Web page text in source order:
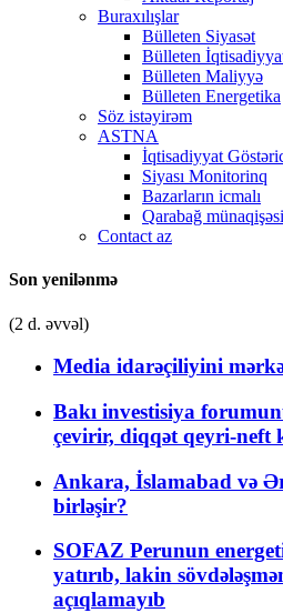
Buraxılışlar
Bülleten Siyasət
Bülleten
Bülleten Maliyyə
Bülleten Energetika
Söz istəyirəm
ASTNA
İqtisadiyyat
Siyası Monitorinq
Bazarların icmalı
Qarabağ münaqişəsi
Contact az
Son yenilənmə
(2 d. əvvəl)
Media idarəçiliyini
Bakı investisiya
çevirir, diqqət qeyri-neft
Ankara, İslamabad və
birləşir?
SOFAZ Perunun
yatırıb, lakin
açıqlamayıb